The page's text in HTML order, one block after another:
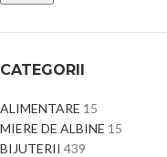
CATEGORII
ALIMENTARE 15
MIERE DE ALBINE 15
BIJUTERII 439